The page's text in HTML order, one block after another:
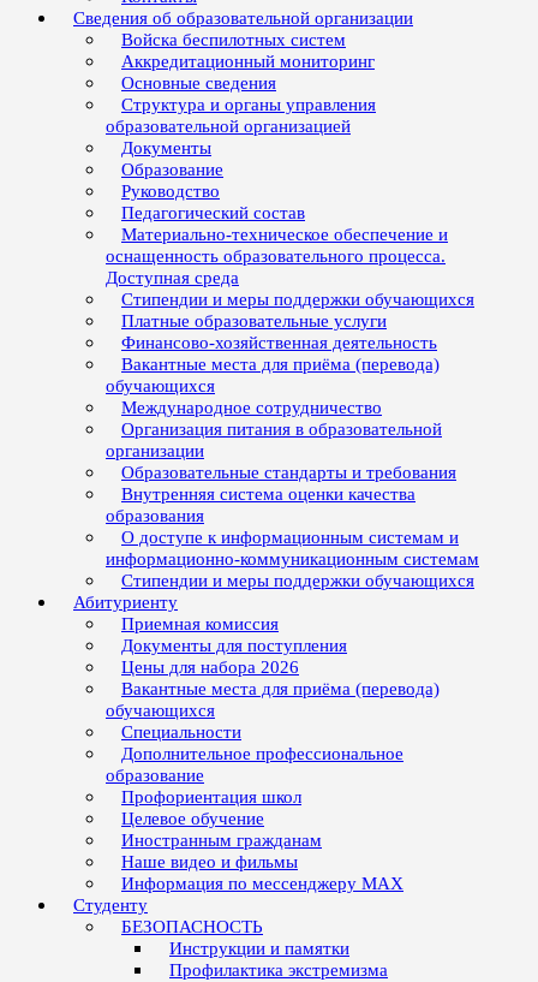
Сведения об образовательной организации
Войска беспилотных систем
Аккредитационный мониторинг
Основные сведения
Структура и органы управления
образовательной организацией
Документы
Образование
Руководство
Педагогический состав
Материально-техническое обеспечение и
оснащенность образовательного процесса.
Доступная среда
Стипендии и меры поддержки обучающихся
Платные образовательные услуги
Финансово-хозяйственная деятельность
Вакантные места для приёма (перевода)
обучающихся
Международное сотрудничество
Организация питания в образовательной
организации
Образовательные стандарты и требования
Внутренняя система оценки качества
образования
О доступе к информационным системам и
информационно-коммуникационным системам
Стипендии и меры поддержки обучающихся
Абитуриенту
Приемная комиссия
Документы для поступления
Цены для набора 2026
Вакантные места для приёма (перевода)
обучающихся
Специальности
Дополнительное профессиональное
образование
Профориентация школ
Целевое обучение
Иностранным гражданам
Наше видео и фильмы
Информация по мессенджеру MAX
Студенту
БЕЗОПАСНОСТЬ
Инструкции и памятки
Профилактика экстремизма